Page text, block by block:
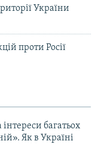
України
проти Росії
багатьох
Як в Україні